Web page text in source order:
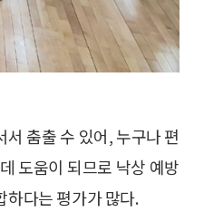
춤출 수 있어, 누구나 편
도움이 되므로 낙상 예방
하다는 평가가 많다.